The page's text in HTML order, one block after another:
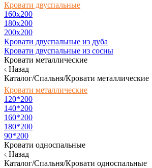
Кровати двуспальные
160х200
180x200
200x200
Кровати двуспальные из дуба
Кровати двуспальные из сосны
Кровати металлические
Назад
Каталог/Спальня/Кровати металлические
Кровати металлические
120*200
140*200
160*200
180*200
90*200
Кровати односпальные
Назад
Каталог/Спальня/Кровати односпальные